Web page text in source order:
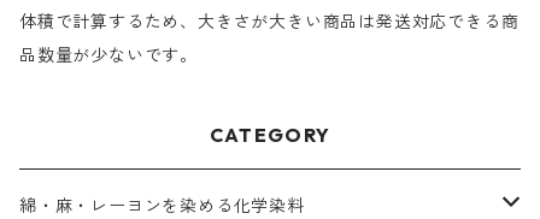
体積で計算するため、大きさが大きい商品は発送対応できる商
品数量が少ないです。
CATEGORY
綿・麻・レーヨンを染める化学染料